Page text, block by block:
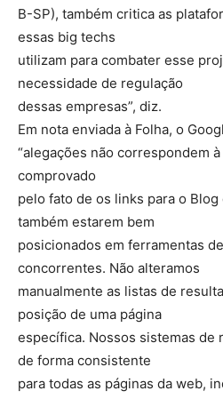
B-SP), também critica as
essas big techs
utilizam para combater esse
necessidade de regulação
dessas empresas”, diz.
Em nota enviada à Folha, o
“alegações não correspondem
comprovado
pelo fato de os links para o
também estarem bem
posicionados em ferramentas
concorrentes. Não alteramos
manualmente as listas de
posição de uma página
específica. Nossos sistemas de
de forma consistente
para todas as páginas da web,